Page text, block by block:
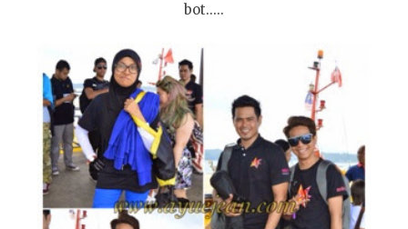
bot.....